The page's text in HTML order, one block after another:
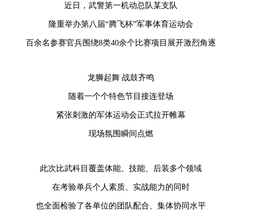
近日，武警第一机动总队某支队
隆重举办第八届“腾飞杯”军事体育运动会
百余名参赛官兵围绕8类40余个比赛项目展开激烈角逐
龙狮起舞 战鼓齐鸣
随着一个个特色节目接连登场
紧张刺激的军体运动会正式拉开帷幕
现场氛围瞬间点燃
此次比武科目覆盖体能、技能、后装多个领域
在考验单兵个人素质、实战能力的同时
也全面检验了各单位的团队配合、集体协同水平